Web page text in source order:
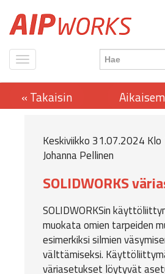
Keskiviikko 31.07.2024
Johanna Pellinen
SOLIDWORKS
SOLIDWORKSin
muokata omien tarpeiden
esimerkiksi silmien
välttämiseksi.
väriasetukset löytyvät